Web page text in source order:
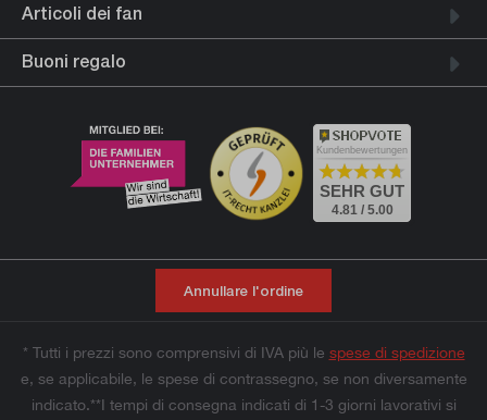
Articoli dei fan
Buoni regalo
Kundenbewertungen
SEHR GUT
4.81 / 5.00
Annullare l'ordine
* Tutti i prezzi sono comprensivi di IVA più le spese di spedizione
e, se applicabile, le spese di contrassegno, se non diversamente
indicato.**I tempi di consegna indicati di 1-3 giorni lavorativi si